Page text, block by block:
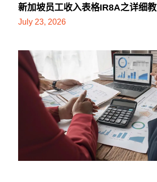
新加坡员工收入表格IR8A之详细
July 23, 2026